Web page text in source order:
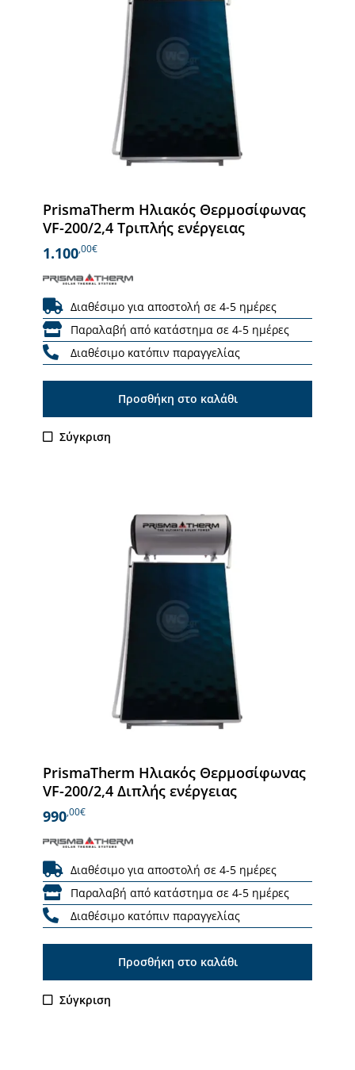
PrismaTherm Ηλιακός Θερμοσίφωνας
VF-200/2,4 Τριπλής ενέργειας
1.100,00€
Διαθέσιμο για αποστολή σε 4-5 ημέρες
Παραλαβή από κατάστημα σε 4-5 ημέρες
Διαθέσιμο κατόπιν παραγγελίας
Προσθήκη στο καλάθι
Σύγκριση
PrismaTherm Ηλιακός Θερμοσίφωνας
VF-200/2,4 Διπλής ενέργειας
990,00€
Διαθέσιμο για αποστολή σε 4-5 ημέρες
Παραλαβή από κατάστημα σε 4-5 ημέρες
Διαθέσιμο κατόπιν παραγγελίας
Προσθήκη στο καλάθι
Σύγκριση